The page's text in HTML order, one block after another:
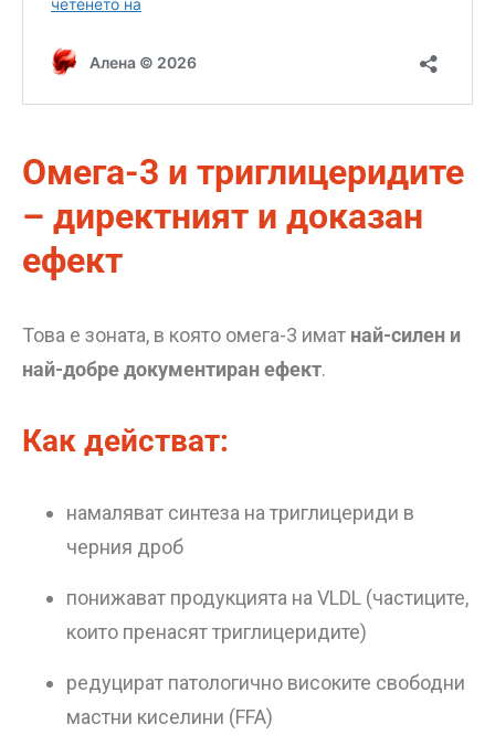
Омега-3 и триглицеридите
– директният и доказан
ефект
Това е зоната, в която омега-3 имат най-силен и
най-добре документиран ефект.
Как действат:
намаляват синтеза на триглицериди в
черния дроб
понижават продукцията на VLDL (частиците,
които пренасят триглицеридите)
редуцират патологично високите свободни
мастни киселини (FFA)